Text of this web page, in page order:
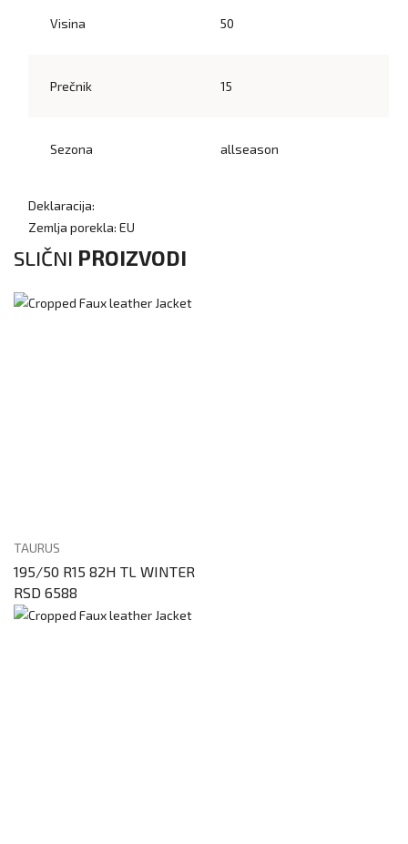
Visina 50
Prečnik 15
Sezona allseason
Deklaracija:
Zemlja porekla: EU
SLIČNI PROIZVODI
TAURUS
195/50 R15 82H TL WINTER
RSD 6588